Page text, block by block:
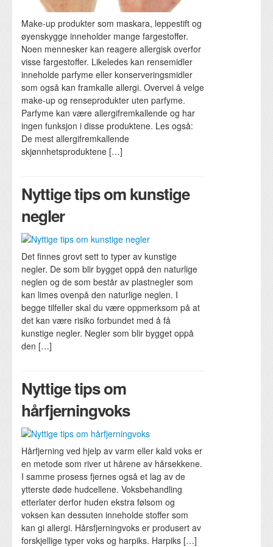
Make-up produkter som maskara, leppestift og
øyenskygge inneholder mange fargestoffer.
Noen mennesker kan reagere allergisk overfor
visse fargestoffer. Likeledes kan rensemidler
inneholde parfyme eller konserveringsmidler
som også kan framkalle allergi. Overvei å velge
make-up og renseprodukter uten parfyme.
Parfyme kan være allergifremkallende og har
ingen funksjon i disse produktene. Les også:
De mest allergifremkallende
skjønnhetsproduktene […]
Nyttige tips om kunstige
negler
Det finnes grovt sett to typer av kunstige
negler. De som blir bygget oppå den naturlige
neglen og de som består av plastnegler som
kan limes ovenpå den naturlige neglen. I
begge tilfeller skal du være oppmerksom på at
det kan være risiko forbundet med å få
kunstige negler. Negler som blir bygget oppå
den […]
Nyttige tips om
hårfjerningvoks
Hårfjerning ved hjelp av varm eller kald voks er
en metode som river ut hårene av hårsekkene.
I samme prosess fjernes også et lag av de
ytterste døde hudcellene. Voksbehandling
etterlater derfor huden ekstra følsom og
voksen kan dessuten inneholde stoffer som
kan gi allergi. Hårsfjerningvoks er produsert av
forskjellige typer voks og harpiks. Harpiks […]